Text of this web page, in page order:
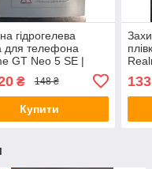
гідрогелева
для телефона
GT Neo 5 SE |
₴ 148 ₴
Купити